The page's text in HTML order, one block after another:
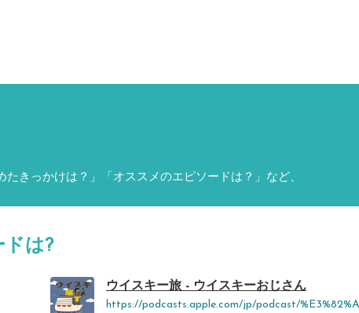
きっかけは？」「オススメのエピソードは？」など、
は?
ウイスキー旅 - ウイスキーおじさん
https://podcasts.apple.com/jp/podcast/